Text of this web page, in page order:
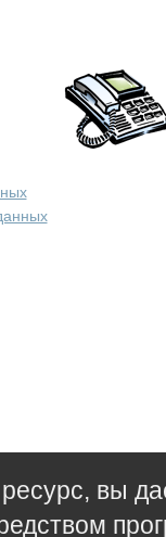
вы